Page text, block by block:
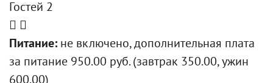
Гостей 2
Питание: не включено, дополнительная плата
за питание 950.00 руб. (завтрак 350.00, ужин